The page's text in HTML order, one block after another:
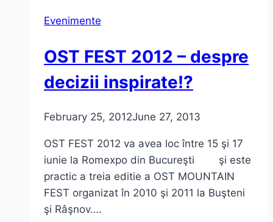
Evenimente
OST FEST 2012 – despre
decizii inspirate!?
February 25, 2012June 27, 2013
OST FEST 2012 va avea loc între 15 şi 17
iunie la Romexpo din Bucureşti şi este
practic a treia editie a OST MOUNTAIN
FEST organizat în 2010 şi 2011 la Buşteni
şi Râşnov….